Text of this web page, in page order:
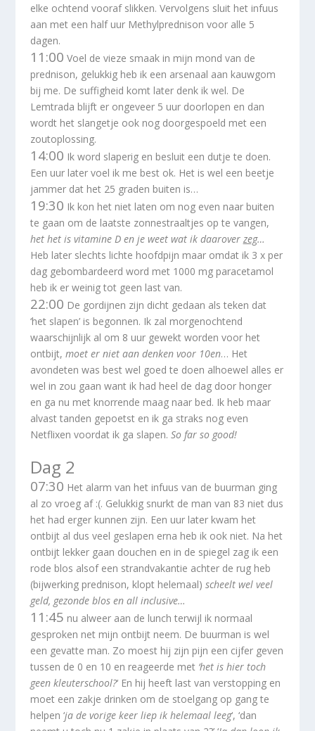
elke ochtend vooraf slikken. Vervolgens sluit het infuus
aan met een half uur Methylprednison voor alle 5
dagen.
11:00 Voel de vieze smaak in mijn mond van de
prednison, gelukkig heb ik een arsenaal aan kauwgom
bij me. De suffigheid komt later denk ik wel. De
Lemtrada blijft er ongeveer 5 uur doorlopen en dan
wordt het slangetje ook nog doorgespoeld met een
zoutoplossing.
14:00 Ik word slaperig en besluit een dutje te doen.
Een uur later voel ik me best ok. Het is wel een beetje
jammer dat het 25 graden buiten is…
19:30 Ik kon het niet laten om nog even naar buiten
te gaan om de laatste zonnestraaltjes op te vangen,
het het is vitamine D en je weet wat ik daarover zeg…
Heb later slechts lichte hoofdpijn maar omdat ik 3 x per
dag gebombardeerd word met 1000 mg paracetamol
heb ik er weinig tot geen last van.
22:00 De gordijnen zijn dicht gedaan als teken dat
‘het slapen’ is begonnen. Ik zal morgenochtend
waarschijnlijk al om 8 uur gewekt worden voor het
ontbijt, moet er niet aan denken voor 10en… Het
avondeten was best wel goed te doen alhoewel alles er
wel in zou gaan want ik had heel de dag door honger
en ga nu met knorrende maag naar bed. Ik heb maar
alvast tanden gepoetst en ik ga straks nog even
Netflixen voordat ik ga slapen. So far so good!
Dag 2
07:30 Het alarm van het infuus van de buurman ging
al zo vroeg af :(. Gelukkig snurkt de man van 83 niet dus
het had erger kunnen zijn. Een uur later kwam het
ontbijt al dus veel geslapen erna heb ik ook niet. Na het
ontbijt lekker gaan douchen en in de spiegel zag ik een
rode blos alsof een strandvakantie achter de rug heb
(bijwerking prednison, klopt helemaal) scheelt wel veel
geld, gezonde blos en all inclusive…
11:45 nu alweer aan de lunch terwijl ik normaal
gesproken net mijn ontbijt neem. De buurman is wel
een gevatte man. Zo moest hij zijn pijn een cijfer geven
tussen de 0 en 10 en reageerde met ‘het is hier toch
geen kleuterschool?‘ En hij heeft last van verstopping en
moet een zakje drinken om de stoelgang op gang te
helpen ‘ja de vorige keer liep ik helemaal leeg‘, ‘dan